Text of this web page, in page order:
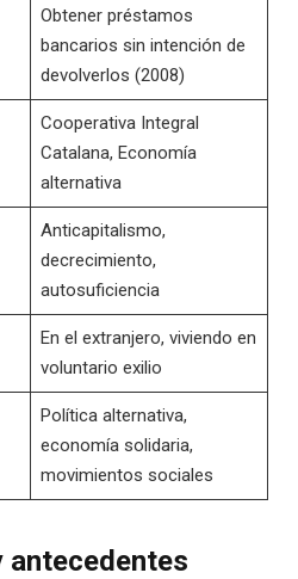
Obtener préstamos
bancarios sin intención de
devolverlos (2008)
Cooperativa Integral
Catalana, Economía
alternativa
Anticapitalismo,
decrecimiento,
autosuficiencia
En el extranjero, viviendo en
voluntario exilio
Política alternativa,
economía solidaria,
movimientos sociales
antecedentes